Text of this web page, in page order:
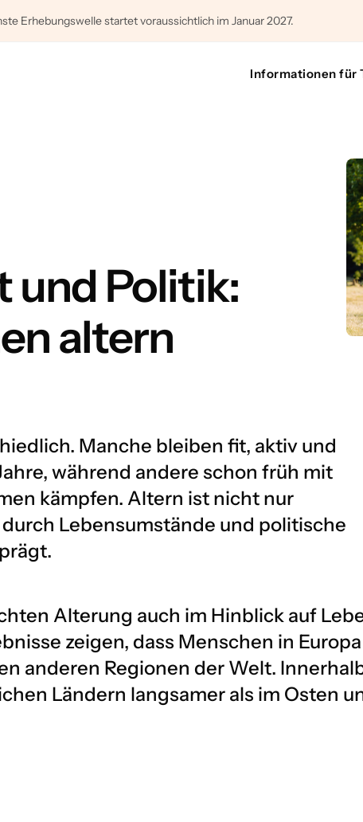
Erhebungswelle startet voraussichtlich im Januar 2027.
Informationen für
und Politik:
altern
Manche bleiben fit, aktiv und
während andere schon früh mit
kämpfen. Altern ist nicht nur
Lebensumstände und politische
Alterung auch im Hinblick auf
zeigen, dass Menschen in Europa
anderen Regionen der Welt.
Ländern langsamer als im Osten